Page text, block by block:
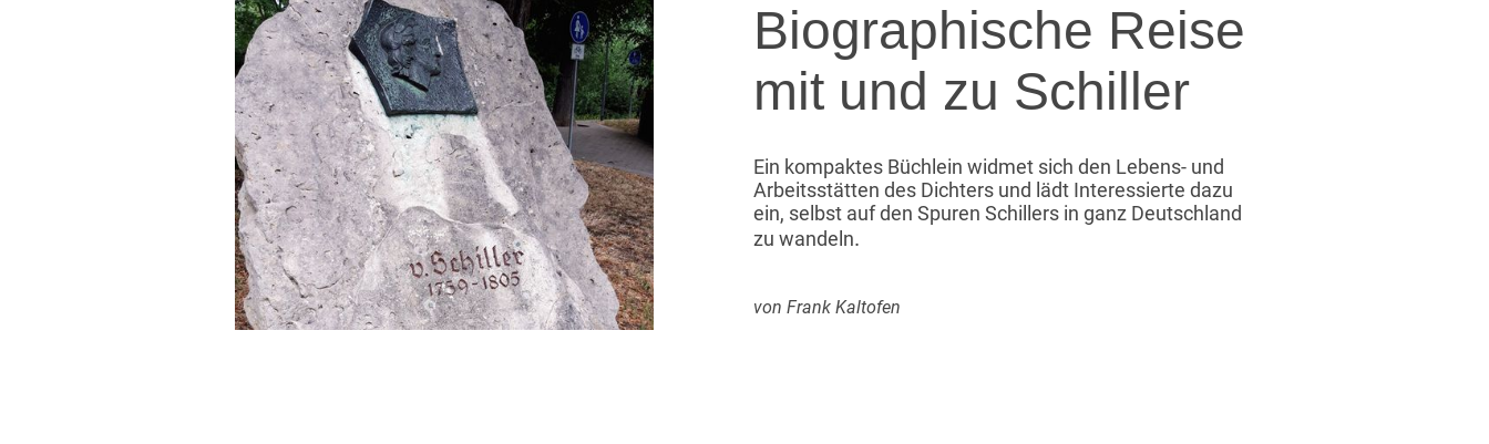
Biographische Reise
mit und zu Schiller
Ein kompaktes Büchlein widmet sich den Lebens- und
Arbeitsstätten des Dichters und lädt Interessierte dazu
ein, selbst auf den Spuren Schillers in ganz Deutschland
zu wandeln.
von Frank Kaltofen